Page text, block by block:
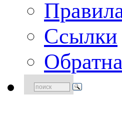
Ссылки